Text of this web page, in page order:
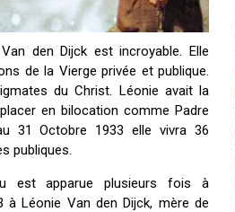
den Dijck est incroyable. Elle
de la Vierge privée et publique.
du Christ. Léonie avait la
en bilocation comme Padre
31 Octobre 1933 elle vivra 36
publiques.
est apparue plusieurs fois à
à Léonie Van den Dijck, mère de